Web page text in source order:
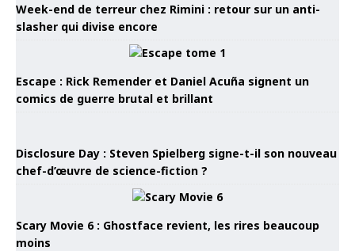
Week-end de terreur chez Rimini : retour sur un anti-
slasher qui divise encore
Escape : Rick Remender et Daniel Acuña signent un
comics de guerre brutal et brillant
Disclosure Day : Steven Spielberg signe-t-il son nouveau
chef-d’œuvre de science-fiction ?
Scary Movie 6 : Ghostface revient, les rires beaucoup
moins